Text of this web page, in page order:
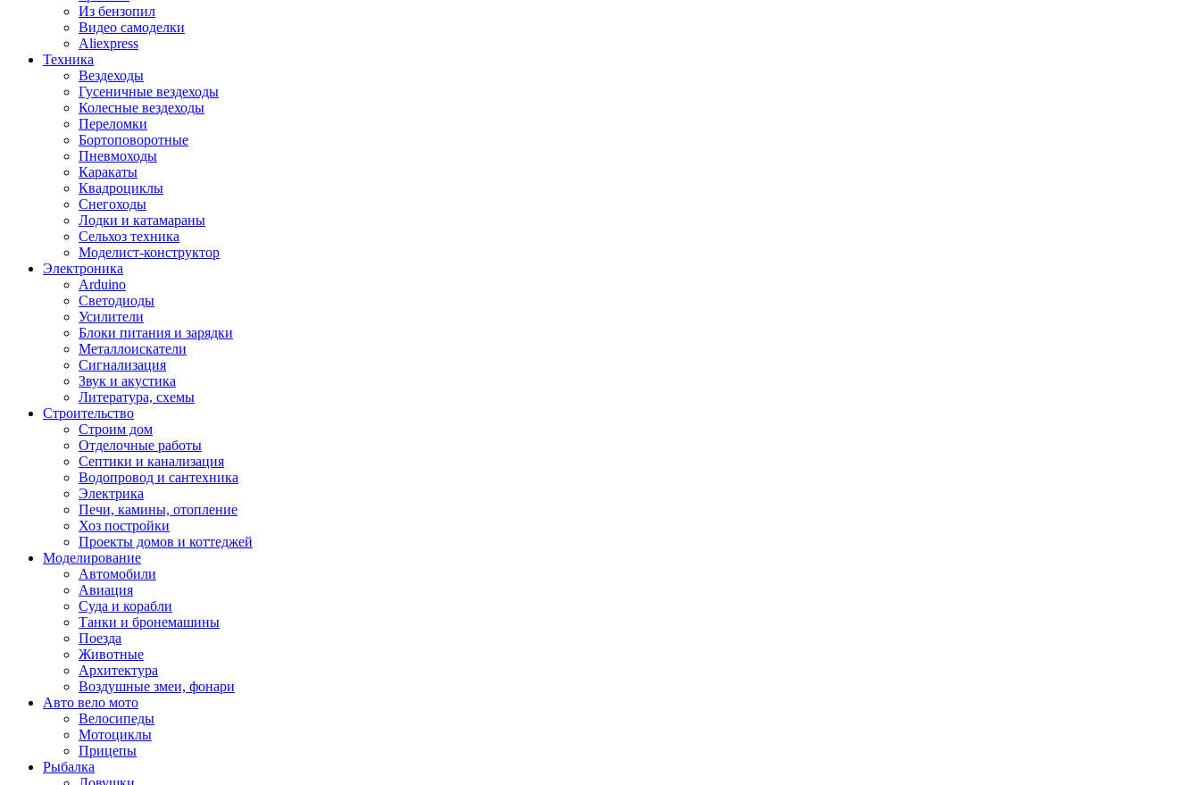
Из бензопил
Видео самоделки
Aliexpress
Техника
Вездеходы
Гусеничные вездеходы
Колесные вездеходы
Переломки
Бортоповоротные
Пневмоходы
Каракаты
Квадроциклы
Снегоходы
Лодки и катамараны
Сельхоз техника
Моделист-конструктор
Электроника
Arduino
Светодиоды
Усилители
Блоки питания и зарядки
Металлоискатели
Сигнализация
Звук и акустика
Литература, схемы
Строительство
Строим дом
Отделочные работы
Септики и канализация
Водопровод и сантехника
Электрика
Печи, камины, отопление
Хоз постройки
Проекты домов и коттеджей
Моделирование
Автомобили
Авиация
Суда и корабли
Танки и бронемашины
Поезда
Животные
Архитектура
Воздушные змеи, фонари
Авто вело мото
Велосипеды
Мотоциклы
Прицепы
Рыбалка